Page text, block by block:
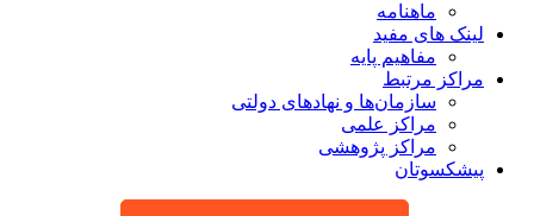
ماهنامه
لینک های مفید
مفاهیم پایه
مراکز مرتبط
سازمان‌ها و نهادهای دولتی
مراکز علمی
مراکز پژوهشی
پیشکسوتان